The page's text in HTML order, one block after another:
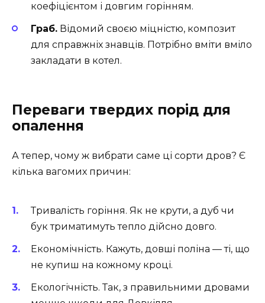
коефіцієнтом і довгим горінням.
Граб. Відомий своєю міцністю, композит
для справжніх знавців. Потрібно вміти вміло
закладати в котел.
Переваги твердих порід для
опалення
А тепер, чому ж вибрати саме ці сорти дров? Є
кілька вагомих причин:
Тривалість горіння. Як не крути, а дуб чи
бук триматимуть тепло дійсно довго.
Економічність. Кажуть, довші поліна — ті, що
не купиш на кожному кроці.
Екологічність. Так, з правильними дровами